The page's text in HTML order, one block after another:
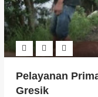
Pelayanan
Gresik